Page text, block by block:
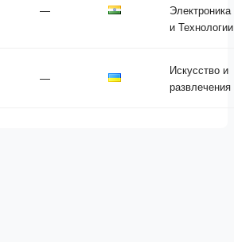
—
Электроника
и Технологии
—
Искусство и
развлечения